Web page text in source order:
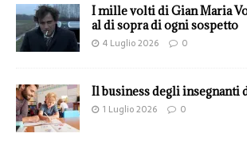
I mille volti di Gian Maria
al di sopra di ogni sospetto
4 Luglio 2026 0
Il business degli insegnanti
1 Luglio 2026 0